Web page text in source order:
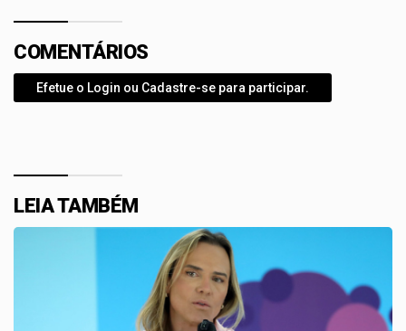
COMENTÁRIOS
Efetue o Login ou Cadastre-se para participar.
LEIA TAMBÉM